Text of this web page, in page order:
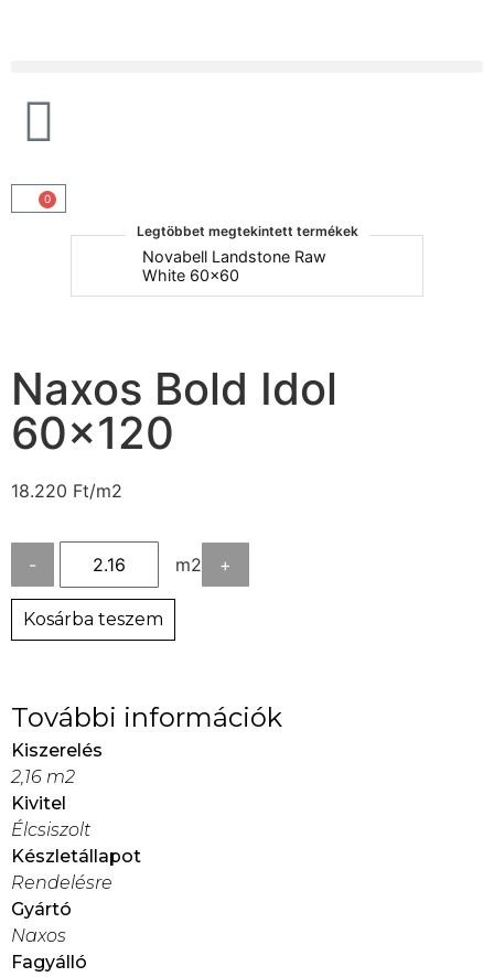
0
Legtöbbet megtekintett termékek
Novabell Landstone Raw
White 60x60
Naxos Bold Idol
60×120
18.220 Ft/m2
- m2 +
Kosárba teszem
További információk
Kiszerelés
2,16 m2
Kivitel
Élcsiszolt
Készletállapot
Rendelésre
Gyártó
Naxos
Fagyálló